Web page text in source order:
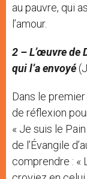
au pauvre, qui
l’amour.
2 – L’œuvre de
qui l’a envoyé
Dans le
de réflexion
« Je suis le
de l’Évangile
comprendre : «